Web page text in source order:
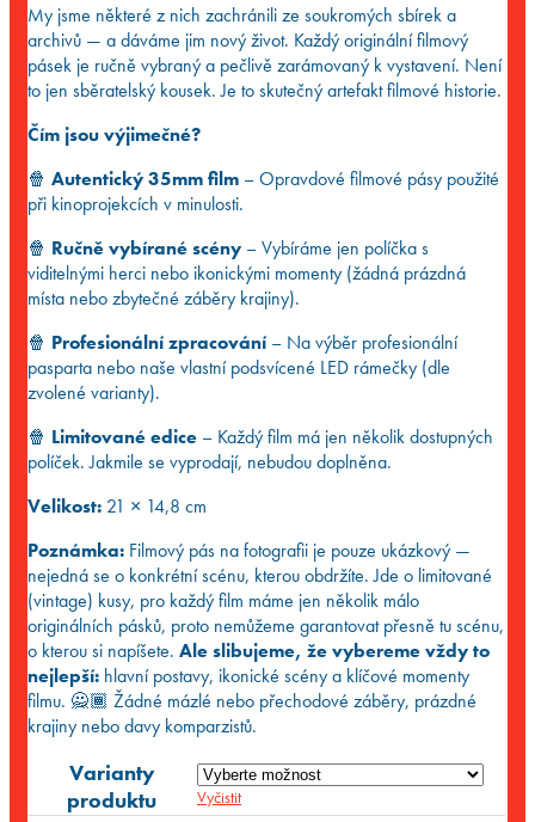
My jsme některé z nich zachránili ze soukromých sbírek a
archivů — a dáváme jim nový život. Každý originální filmový
pásek je ručně vybraný a pečlivě zarámovaný k vystavení. Není
to jen sběratelský kousek. Je to skutečný artefakt filmové historie.
Čím jsou výjimečné?
🍿 Autentický 35mm film – Opravdové filmové pásy použité
při kinoprojekcích v minulosti.
🍿 Ručně vybírané scény – Vybíráme jen políčka s
viditelnými herci nebo ikonickými momenty (žádná prázdná
místa nebo zbytečné záběry krajiny).
🍿 Profesionální zpracování – Na výběr profesionální
pasparta nebo naše vlastní podsvícené LED rámečky (dle
zvolené varianty).
🍿 Limitované edice – Každý film má jen několik dostupných
políček. Jakmile se vyprodají, nebudou doplněna.
Velikost: 21 × 14,8 cm
Poznámka: Filmový pás na fotografii je pouze ukázkový —
nejedná se o konkrétní scénu, kterou obdržíte. Jde o limitované
(vintage) kusy, pro každý film máme jen několik málo
originálních pásků, proto nemůžeme garantovat přesně tu scénu,
o kterou si napíšete. Ale slibujeme, že vybereme vždy to
nejlepší: hlavní postavy, ikonické scény a klíčové momenty
filmu. 🙅🏾 Žádné mázlé nebo přechodové záběry, prázdné
krajiny nebo davy komparzistů.
Varianty
produktu
Vyčistit